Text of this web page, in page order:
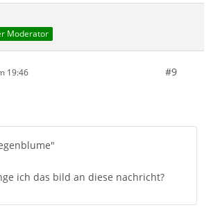
Moderator
19:46 #9
ich das bild an diese nachricht?